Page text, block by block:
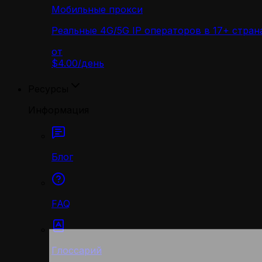
Мобильные прокси
Реальные 4G/5G IP операторов в 17+
от
$4.00/день
Блог
FAQ
Глоссарий